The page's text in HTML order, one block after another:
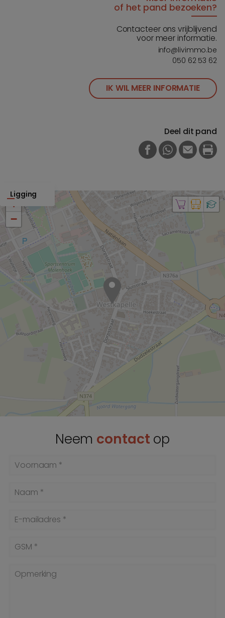
of het pand bezoeken?
Contacteer ons vrijblijvend
voor meer informatie.
info@livimmo.be
050 62 53 62
IK WIL MEER INFORMATIE
Deel dit pand
FACEBOOK
WHATSAPP
E-MAIL
Ligging
+
−
Neem contact op
Voornaam *
Naam *
E-mailadres *
GSM *
Opmerking